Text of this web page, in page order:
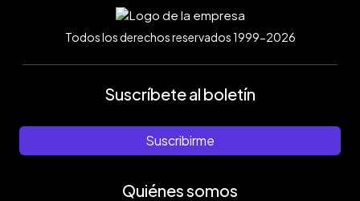
Todos los derechos reservados 1999-2026
Suscríbete al boletín
Suscribirme
Quiénes somos